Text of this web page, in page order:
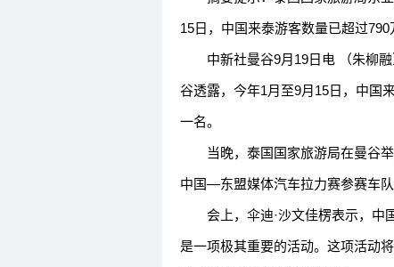
15日，中国来泰游客数量已超过
中新社曼谷9月19日电 （朱柳融
谷透露，今年1月至9月15日，中国
一名。
当晚，泰国国家旅游局在曼谷举
中国—东盟媒体汽车拉力赛参赛车队
会上，伞迪·沙文佳楞表示，中
是一项极其重要的活动。这项活动